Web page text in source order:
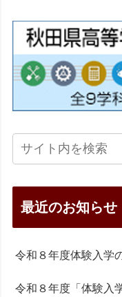
最近のお知らせ
令和８年度体験入学
令和８年度「体験入